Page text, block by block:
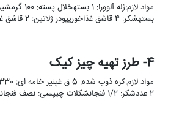
بستهشکر: 4 قاشق غذاخوریپودر ژلاتین: 2 قاشق غذاخوریوانیل: 1/2 …
4- طرز تهیه چیز کیک
2 عددشکر: 1/2 فنجانشکلات چیپسی: نصف فنجانخامه …